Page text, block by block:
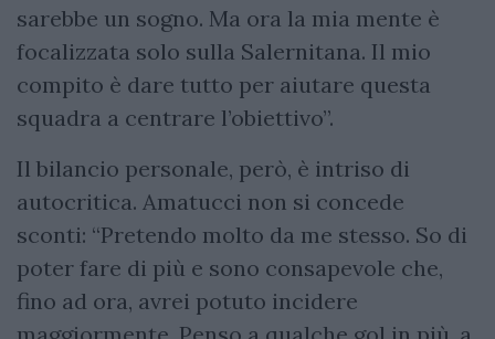
sarebbe un sogno. Ma ora la mia mente è
focalizzata solo sulla Salernitana. Il mio
compito è dare tutto per aiutare questa
squadra a centrare l’obiettivo”.
Il bilancio personale, però, è intriso di
autocritica. Amatucci non si concede
sconti: “Pretendo molto da me stesso. So di
poter fare di più e sono consapevole che,
fino ad ora, avrei potuto incidere